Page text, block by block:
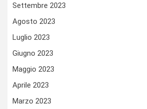
Settembre 2023
Agosto 2023
Luglio 2023
Giugno 2023
Maggio 2023
Aprile 2023
Marzo 2023